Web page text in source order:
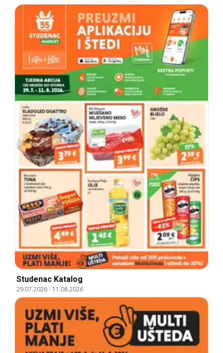
Studenac Katalog
29.07.2026- 11.08.2026